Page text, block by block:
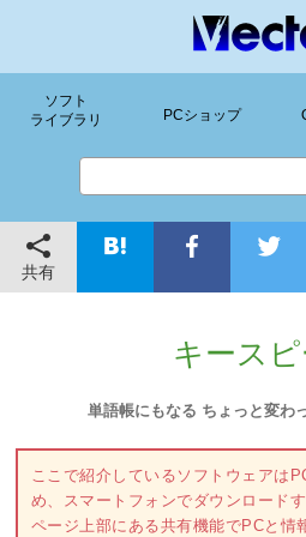
ソフト
ライブラリ
PCショップ
共有
キースピ
単語帳にもなる ちょっと変わ
ここで紹介しているソフトウェアは
め、スマートフォンでダウンロード
ページ上部にある共有機能でPCと情